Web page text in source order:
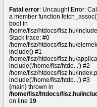
Fatal error: Uncaught Error:
a member function
bool in
/home/fisz/htdocs/fisz.hu/
Stack trace: #0
/home/fisz/htdocs/fisz.hu/
include() #1
/home/fisz/htdocs/fisz.hu/
include('/home/fisz/htdo...') #2
/home/fisz/htdocs/fisz.hu/
include('/home/fisz/htdo...') #3
{main} thrown in
/home/fisz/htdocs/fisz.hu/
on line 19